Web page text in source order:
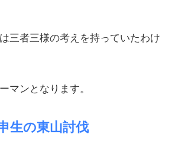
三者三様の考えを持っていたわけ
マンとなります。
生の東山討伐